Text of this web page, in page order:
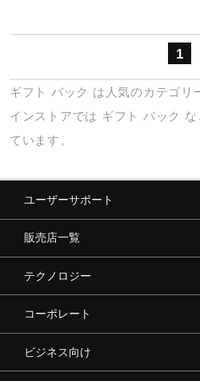
健康／エクササイズ
ジュニア／キッズ
セール
その他
1
ギフト バック は人気のカテゴリ
インストアでは ギフト バック
ています。
ユーザーサポート
販売店一覧
テクノロジー
コーポレート
ビジネス向け